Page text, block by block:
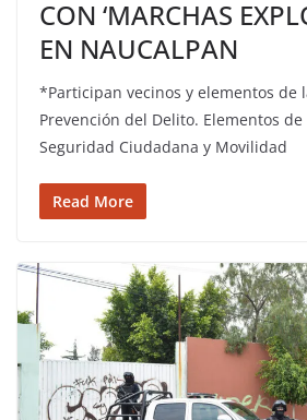
CON ‘MARCHAS
EN NAUCALPAN
*Participan vecinos y elementos de
Prevención del Delito. Elementos
Seguridad Ciudadana y Movilidad
Read More